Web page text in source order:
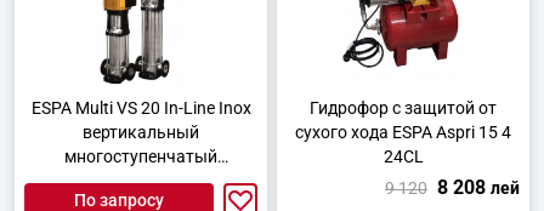
ESPA Multi VS 20 In-Line Inox
вертикальный
многоступенчатый
центробежный насос
По запросу
Гидрофор с защитой от
сухого хода ESPA Aspri 15 4
24CL
9 120 8 208 лей